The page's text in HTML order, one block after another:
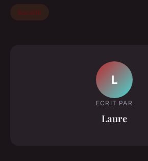
Société
L
ECRIT PAR
Laure